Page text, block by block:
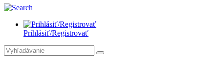
Prihlásiť/Registrovať